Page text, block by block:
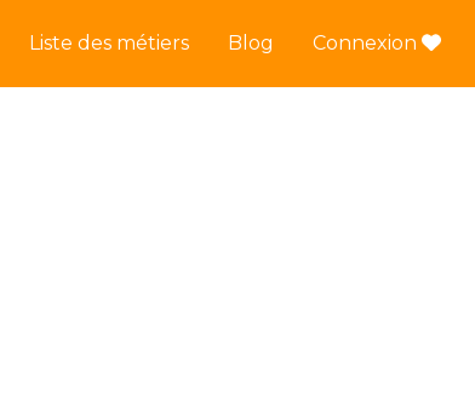
Liste des métiers Blog Connexion